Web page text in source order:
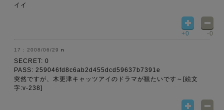
イイ
+0 -0
2008/06/29 n
SECRET: 0
PASS: 259046fd8c6ab2d455dcd59637b7391e
突然ですが、木更津キャッツアイのドラマが観たいです～[絵文
字:v-238]